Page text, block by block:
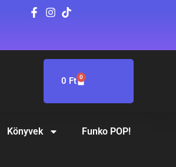
0 Ft 0
Könyvek Funko POP!